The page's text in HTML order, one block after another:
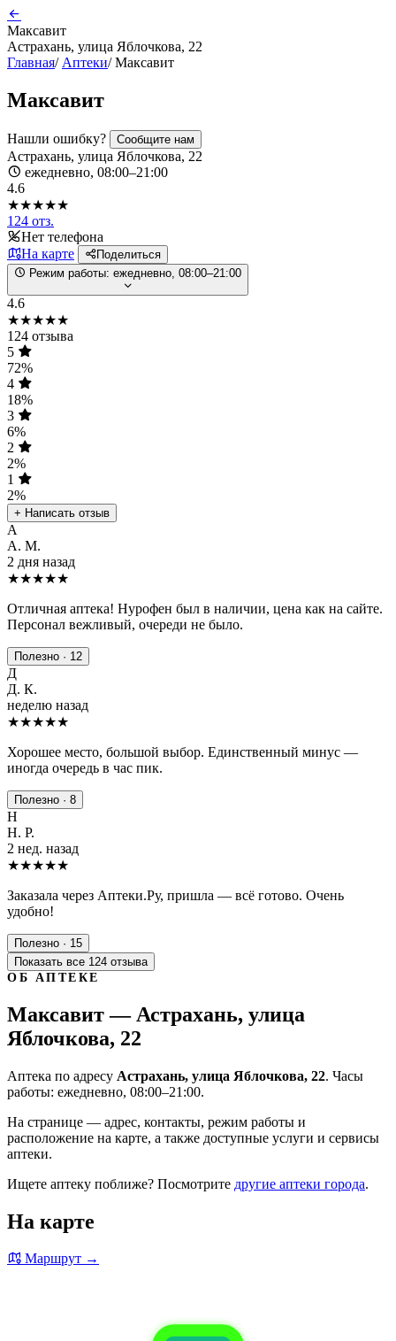
Максавит
Астрахань, улица Яблочкова, 22
Главная/ Аптеки/ Максавит
Максавит
Нашли ошибку? Сообщите нам
Астрахань, улица Яблочкова, 22
ежедневно, 08:00–21:00
4.6
★★★★★
124 отз.
Нет телефона
На карте
Поделиться
Режим работы: ежедневно, 08:00–21:00
4.6
★★★★★
124 отзыва
5
72%
4
18%
3
6%
2
2%
1
2%
+ Написать отзыв
А
А. М.
2 дня назад
★★★★★
Отличная аптека! Нурофен был в наличии, цена как на сайте.
Персонал вежливый, очереди не было.
Полезно · 12
Д
Д. К.
неделю назад
★★★★★
Хорошее место, большой выбор. Единственный минус —
иногда очередь в час пик.
Полезно · 8
Н
Н. Р.
2 нед. назад
★★★★★
Заказала через Аптеки.Ру, пришла — всё готово. Очень
удобно!
Полезно · 15
Показать все 124 отзыва
ОБ АПТЕКЕ
Максавит — Астрахань, улица
Яблочкова, 22
Аптека по адресу Астрахань, улица Яблочкова, 22. Часы
работы: ежедневно, 08:00–21:00.
На странице — адрес, контакты, режим работы и
расположение на карте, а также доступные услуги и сервисы
аптеки.
Ищете аптеку поближе? Посмотрите другие аптеки города.
На карте
Маршрут →